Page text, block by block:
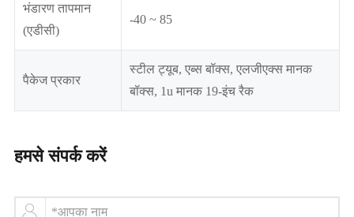
भंडारण तापमान
(एडीसी)
-40 ~ 85
पैकेज प्रकार
स्टील ट्यूब, एब्स बॉक्स, एलजीएक्स मानक
बॉक्स, 1u मानक 19-इंच रैक
हमसे संपर्क करें